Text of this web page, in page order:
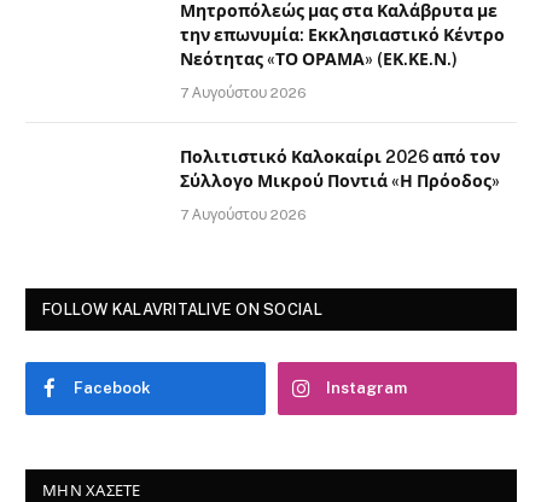
Μητροπόλεώς μας στα Καλάβρυτα με
την επωνυμία: Εκκλησιαστικό Κέντρο
Νεότητας «ΤΟ ΟΡΑΜΑ» (ΕΚ.ΚΕ.Ν.)
7 Αυγούστου 2026
Πολιτιστικό Καλοκαίρι 2026 από τον
Σύλλογο Μικρού Ποντιά «Η Πρόοδος»
7 Αυγούστου 2026
FOLLOW KALAVRITALIVE ON SOCIAL
Facebook Instagram
ΜΗΝ ΧΆΣΕΤΕ